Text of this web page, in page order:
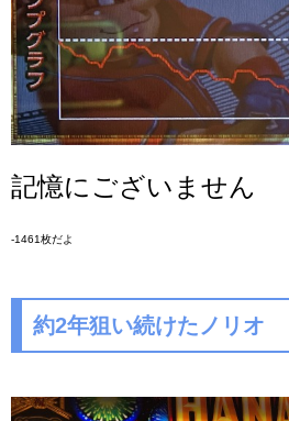
記憶にございません
-1461枚だよ
約2年狙い続けたノリオ